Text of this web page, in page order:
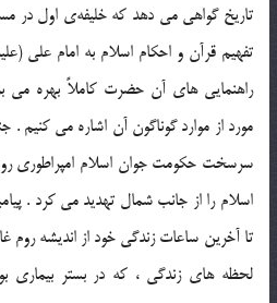
تاريخ گواهي مي دهد كه خليفه‌ي اول در
تفهيم قرآن و احكام اسلام به امام علي
راهنمايي هاي آن حضرت كاملاً بهره مي
مورد از موارد گوناگون آن اشاره مي كنيم
سرسخت حكومت جوان اسلام امپراطوري
اسلام را از جانب شمال تهديد مي كرد .
تا آخرين ساعات زندگي خود از انديشه
لحظه هاي زندگي ، كه در بستر بيماري